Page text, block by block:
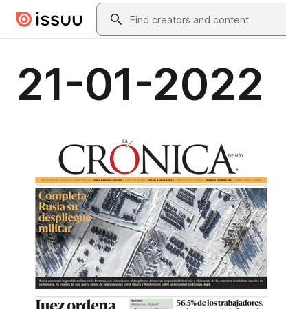
Skip to main contentSearch
21-01-2022